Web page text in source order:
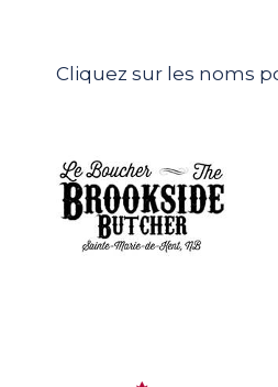
Cliquez sur les noms